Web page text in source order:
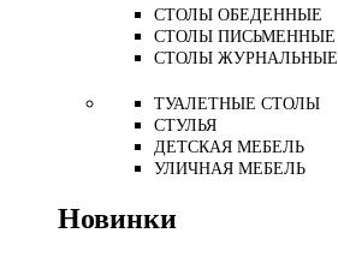
СТОЛЫ ОБЕДЕННЫЕ
СТОЛЫ ПИСЬМЕННЫЕ
СТОЛЫ ЖУРНАЛЬНЫЕ
ТУАЛЕТНЫЕ СТОЛЫ
СТУЛЬЯ
ДЕТСКАЯ МЕБЕЛЬ
УЛИЧНАЯ МЕБЕЛЬ
Новинки